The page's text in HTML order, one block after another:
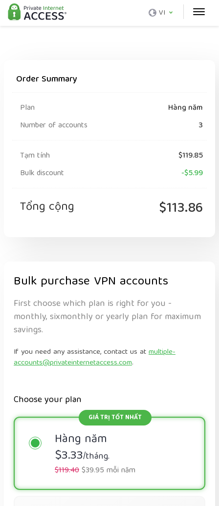
VI
Order Summary
Plan
Hàng năm
Number of accounts
3
Tạm tính
$119.85
Bulk discount
-$5.99
Tổng cộng $113.86
Bulk purchase VPN accounts
First choose which plan is right for you -
monthly, sixmonthly or yearly plan for maximum
savings.
If you need any assistance, contact us atmultiple-
accounts@privateinternetaccess.com.
Choose your plan
Hàng năm
$3.33/tháng.
$119.40$39.95 mỗi năm